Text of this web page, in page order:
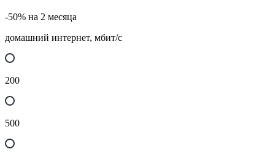
-50% на 2 месяца
домашний интернет, мбит/с
200
500